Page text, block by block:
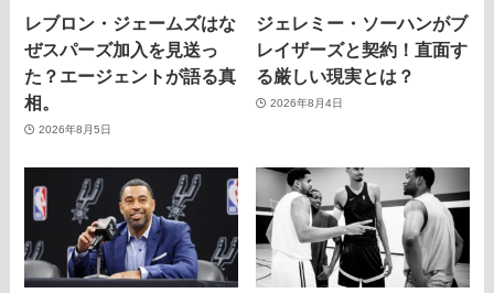
レブロン・ジェームズはな
ぜスパーズ加入を見送っ
た？エージェントが語る真
相。
2026年8月5日
ジェレミー・ソーハンがブ
レイザーズと契約！直面す
る厳しい現実とは？
2026年8月4日